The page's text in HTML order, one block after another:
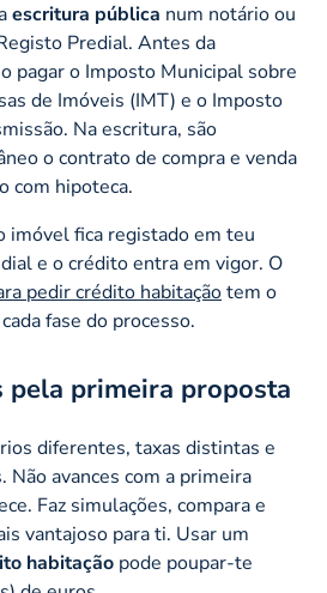
escritura pública num notário ou
Predial. Antes da
pagar o Imposto Municipal sobre
de Imóveis (IMT) e o Imposto
Na escritura, são
o contrato de compra e venda
com hipoteca.
imóvel fica registado em teu
e o crédito entra em vigor. O
pedir crédito habitaçãotem o
fase do processo.
pela primeira proposta
diferentes, taxas distintas e
Não avances com a primeira
Faz simulações, compara e
vantajoso para ti. Usar um
habitação pode poupar-te